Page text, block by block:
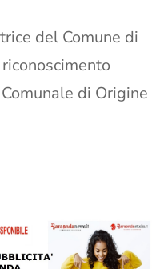
del Comune di
di Origine